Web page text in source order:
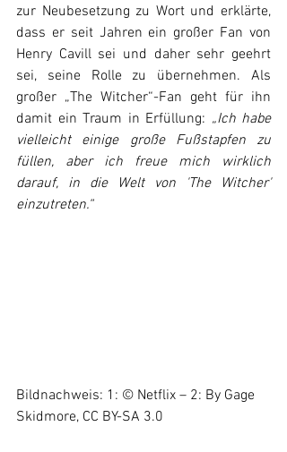
zur Neubesetzung zu Wort und erklärte,
dass er seit Jahren ein großer Fan von
Henry Cavill sei und daher sehr geehrt
sei, seine Rolle zu übernehmen. Als
großer „The Witcher“-Fan geht für ihn
damit ein Traum in Erfüllung: „Ich habe
vielleicht einige große Fußstapfen zu
füllen, aber ich freue mich wirklich
darauf, in die Welt von 'The Witcher'
einzutreten.“
Bildnachweis: 1: © Netflix – 2: By Gage
Skidmore, CC BY-SA 3.0